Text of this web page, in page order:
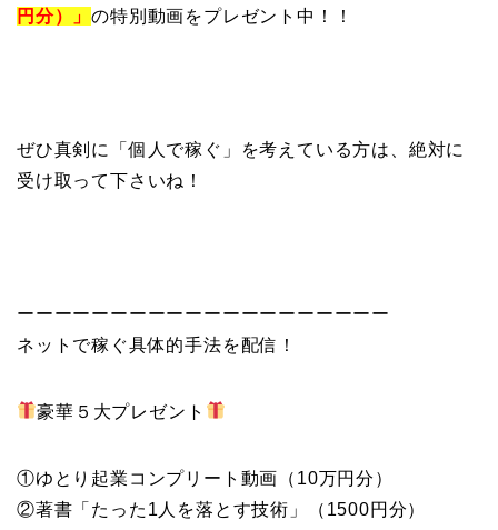
円分）」の特別動画をプレゼント中！！
ぜひ真剣に「個人で稼ぐ」を考えている方は、絶対に
受け取って下さいね！
ーーーーーーーーーーーーーーーーーーーー
ネットで稼ぐ具体的手法を配信！
豪華５大プレゼント
①ゆとり起業コンプリート動画（10万円分）
②著書「たった1人を落とす技術」（1500円分）